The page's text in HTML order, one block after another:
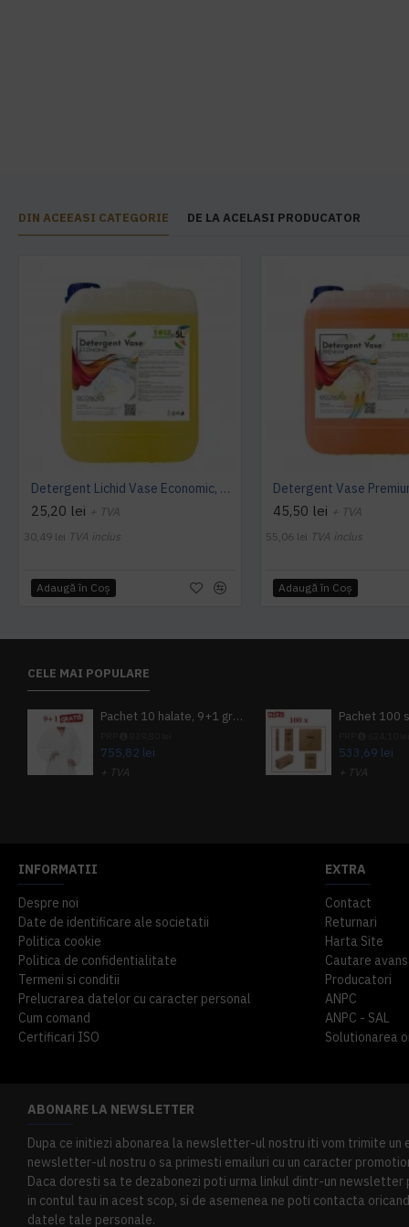
DIN ACEEASI CATEGORIE DE LA ACELASI PRODUCATOR
Detergent Lichid Vase Economic, Manual, 5L, AQAS
25,20 lei + TVA
30,49 lei TVA inclus
Adaugă în Coş
45,50 lei + TVA
55,06 lei TVA inclus
Adaugă în Coş
CELE MAI POPULARE
Pachet 10 halate, 9+1 gratuit
755,82 lei
+ TVA
533,69 lei
+ TVA
INFORMATII
Despre noi
Date de identificare ale societatii
Politica cookie
Politica de confidentialitate
Termeni si conditii
Prelucrarea datelor cu caracter personal
Cum comand
Certificari ISO
EXTRA
Contact
Returnari
Harta Site
Cautare
Producatori
ANPC
ANPC - SAL
Solutionarea
ABONARE LA NEWSLETTER
Dupa ce initiezi abonarea la newsletter-ul nostru iti vom trimite
newsletter-ul nostru o sa primesti emailuri cu un caracter
Daca doresti sa te dezabonezi poti urma linkul dintr-un
in contul tau in acest scop, si de asemenea ne poti contacta
datele tale personale.